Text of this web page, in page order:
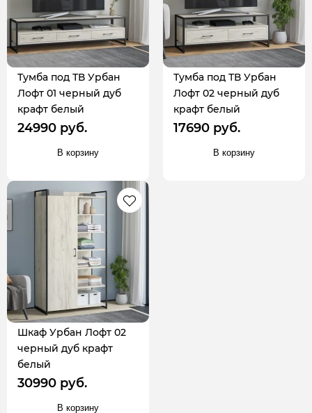
Тумба под ТВ Урбан
Лофт 01 черный дуб
крафт белый
24990 руб.
В корзину
Тумба под ТВ Урбан
Лофт 02 черный дуб
крафт белый
17690 руб.
В корзину
Шкаф Урбан Лофт 02
черный дуб крафт
белый
30990 руб.
В корзину